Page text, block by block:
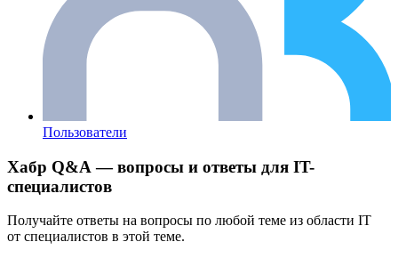
Пользователи
Хабр Q&A — вопросы и ответы для IT-
специалистов
Получайте ответы на вопросы по любой теме из области IT
от специалистов в этой теме.